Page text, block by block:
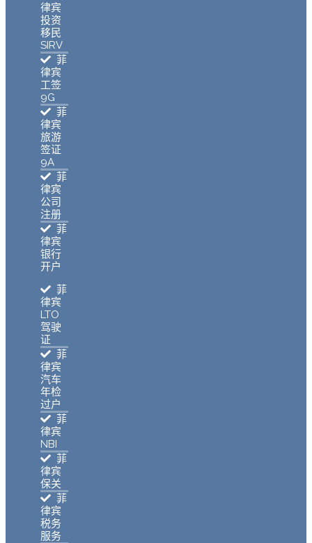
律宾
投资
移民
SIRV
菲
律宾
工签
9G
菲
律宾
旅游
签证
9A
菲
律宾
公司
注册
菲
律宾
银行
开户
菲
律宾
LTO
驾驶
证
菲
律宾
汽车
年检
过户
菲
律宾
NBI
菲
律宾
保关
菲
律宾
税务
服务